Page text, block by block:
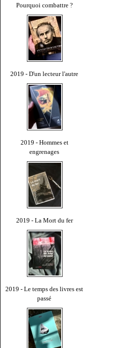
Pourquoi combattre ?
2019 - D'un lecteur l'autre
2019 - Hommes et
engrenages
2019 - La Mort du fer
2019 - Le temps des livres est
passé